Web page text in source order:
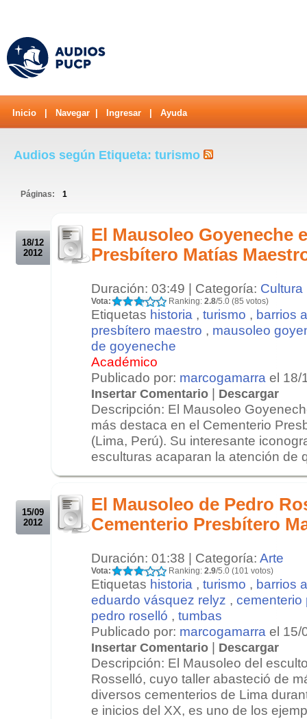
Inicio Navegar Ingresar Ayuda
Audios según Etiqueta: turismo
Páginas: 1
18/12
2012
El Mausoleo Goyeneche
Presbítero Matías
Duración: 03:49 | Categoría: Cultura
Vota: Ranking: 2.8/5.0 (85 votos)
Etiquetas historia , turismo , barrios
presbítero maestro , mausoleo
de goyeneche
Académico
Publicado por: marcogamarra el 18/
Insertar Comentario | Descargar
Descripción: El Mausoleo
más destaca en el Cementerio
(Lima, Perú). Su interesante
esculturas acaparan la atención de
15/09
2012
El Mausoleo de Pedro
Cementerio Presbítero
Duración: 01:38 | Categoría: Arte
Vota: Ranking: 2.9/5.0 (101 votos)
Etiquetas historia , turismo , barrios
eduardo vásquez relyz , cementerio
pedro roselló , tumbas
Publicado por: marcogamarra el 15/
Insertar Comentario | Descargar
Descripción: El Mausoleo del
Rosselló, cuyo taller abasteció de
diversos cementerios de Lima
e inicios del XX, es uno de los